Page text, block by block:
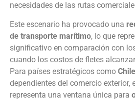
necesidades de las rutas
Este escenario ha provocado una
de transporte marítimo, lo que
significativo en comparación con
cuando los costos de fletes
Para países estratégicos como Chile
dependientes del comercio exterior,
representa una ventana única para